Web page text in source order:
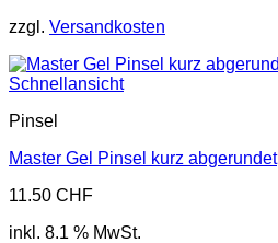
zzgl. Versandkosten
Schnellansicht
Pinsel
Master Gel Pinsel kurz abgerundet
11.50 CHF
inkl. 8.1 % MwSt.